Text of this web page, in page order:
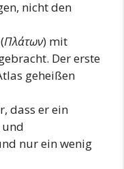
nicht den
Πλάτων) mit
Der erste
geheißen
dass er ein
und
nur ein wenig